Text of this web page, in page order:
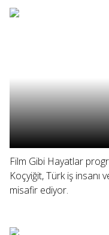
Film Gibi Hayatlar
Koçyiğit, Türk iş
misafir ediyor.